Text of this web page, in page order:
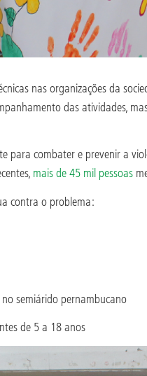
nas organizações da
das atividades,
para combater e prevenir a
mais de 45 mil pessoas
contra o problema:
semiárido pernambucano
de 5 a 18 anos